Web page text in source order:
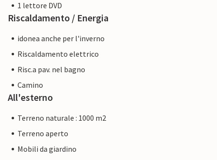
1 lettore DVD
Riscaldamento / Energia
idonea anche per l'inverno
Riscaldamento elettrico
Risc.a pav. nel bagno
Camino
All'esterno
Terreno naturale : 1000 m2
Terreno aperto
Mobili da giardino